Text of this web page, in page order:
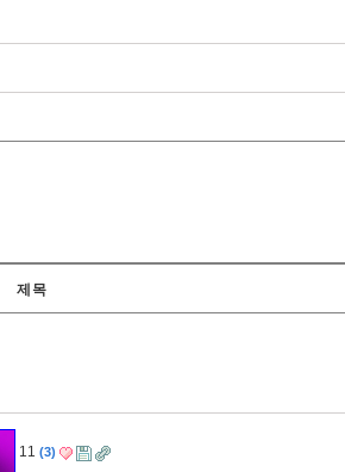
제목
11
3